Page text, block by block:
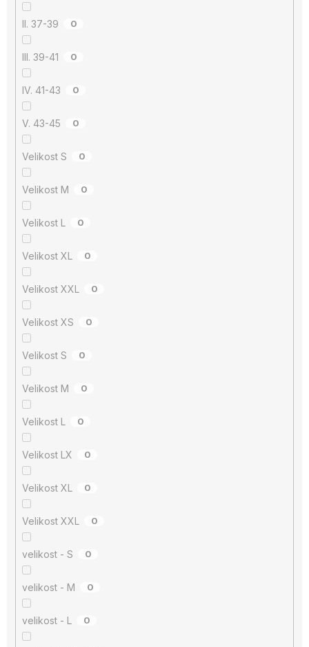
II. 37-39 0
III. 39-41 0
IV. 41-43 0
V. 43-45 0
Velikost S 0
Velikost M 0
Velikost L 0
Velikost XL 0
Velikost XXL 0
Velikost XS 0
Velikost S 0
Velikost M 0
Velikost L 0
Velikost LX 0
Velikost XL 0
Velikost XXL 0
velikost - S 0
velikost - M 0
velikost - L 0